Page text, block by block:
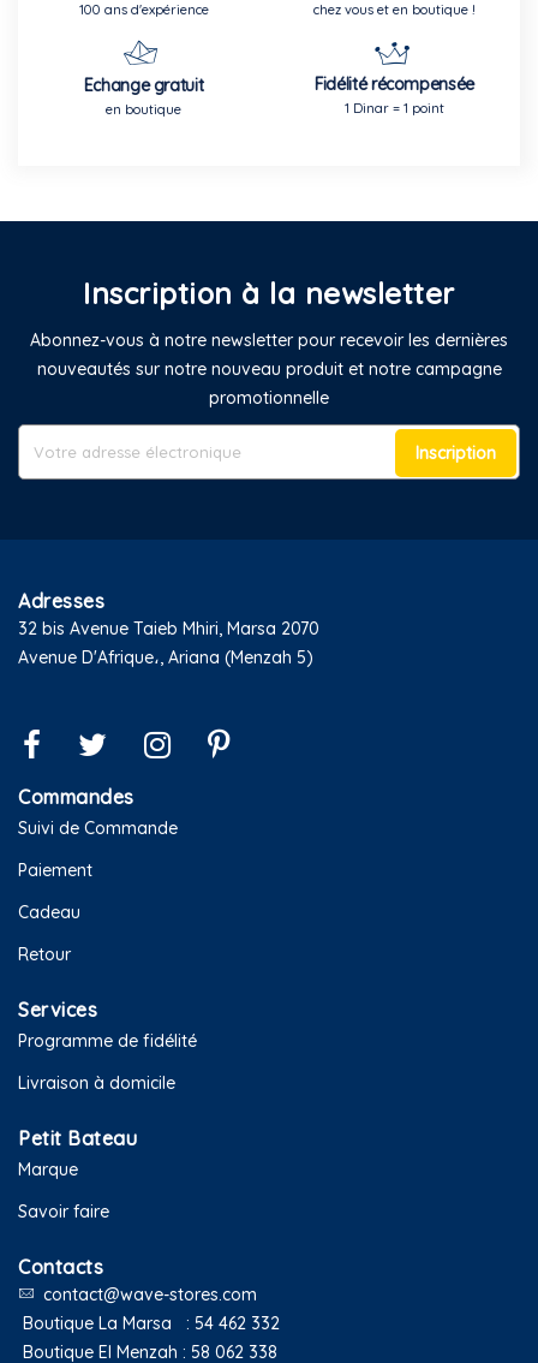
100 ans d'expérience chez vous et en boutique !
Echange gratuit
en boutique
Fidélité récompensée
1 Dinar = 1 point
Inscription à la newsletter
Abonnez-vous à notre newsletter pour recevoir les dernières
nouveautés sur notre nouveau produit et notre campagne
promotionnelle
Inscription
Adresses
32 bis Avenue Taieb Mhiri, Marsa 2070
Avenue D'Afrique،, Ariana (Menzah 5)
Commandes
Suivi de Commande
Paiement
Cadeau
Retour
Services
Programme de fidélité
Livraison à domicile
Petit Bateau
Marque
Savoir faire
Contacts
contact@wave-stores.com
Boutique La Marsa : 54 462 332
Boutique El Menzah : 58 062 338